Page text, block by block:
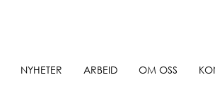
NYHETER ARBEID OM OSS